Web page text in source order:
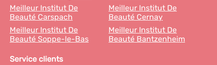
Meilleur Institut De
Beauté Carspach
Meilleur Institut De
Beauté Cernay
Meilleur Institut De
Beauté Soppe-le-Bas
Meilleur Institut De
Beauté Bantzenheim
Service clients